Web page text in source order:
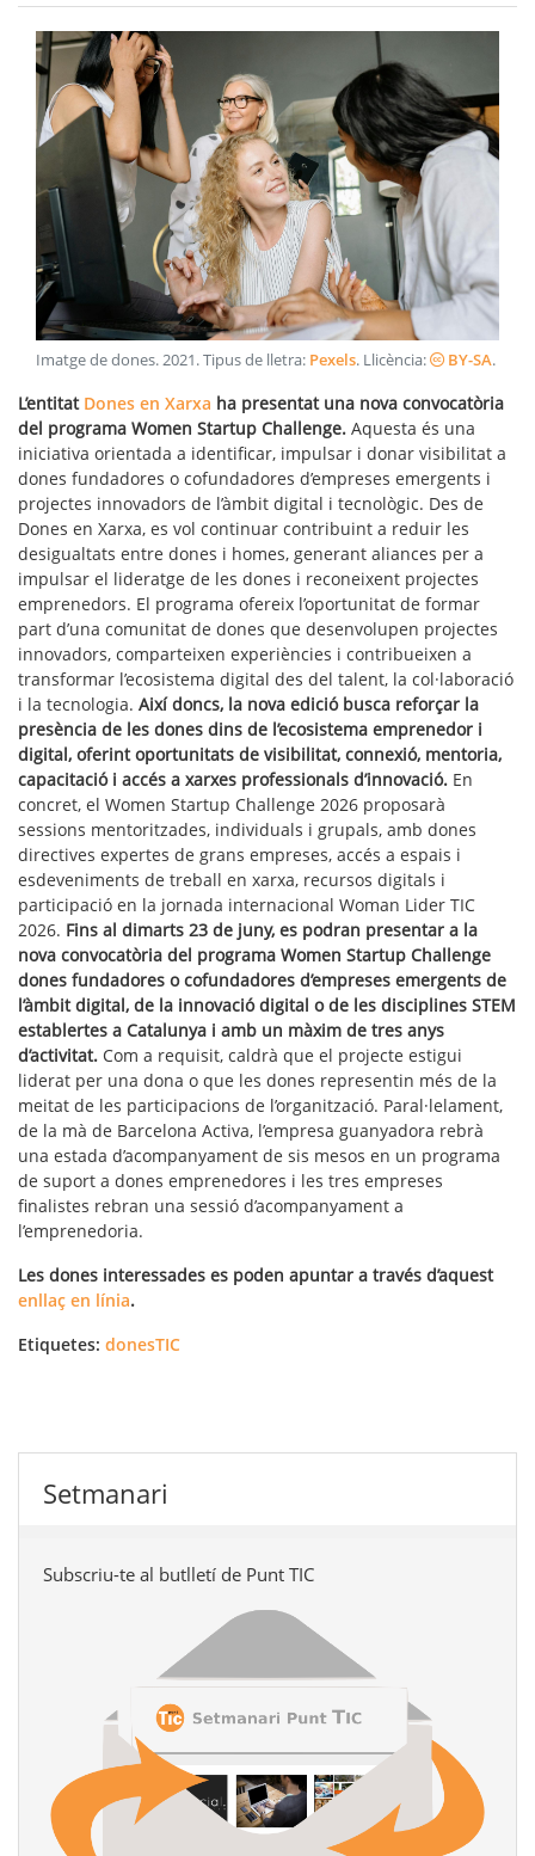
Imatge de dones.2021. Tipus de lletra: Pexels. Llicència: BY-SA.
L’entitat Dones en Xarxa ha presentat una nova convocatòria
del programa Women Startup Challenge. Aquesta és una
iniciativa orientada a identificar, impulsar i donar visibilitat a
dones fundadores o cofundadores d’empreses emergents i
projectes innovadors de l’àmbit digital i tecnològic. Des de
Dones en Xarxa, es vol continuar contribuint a reduir les
desigualtats entre dones i homes, generant aliances per a
impulsar el lideratge de les dones i reconeixent projectes
emprenedors. El programa ofereix l’oportunitat de formar
part d’una comunitat de dones que desenvolupen projectes
innovadors, comparteixen experiències i contribueixen a
transformar l’ecosistema digital des del talent, la col·laboració
i la tecnologia. Així doncs, la nova edició busca reforçar la
presència de les dones dins de l’ecosistema emprenedor i
digital, oferint oportunitats de visibilitat, connexió, mentoria,
capacitació i accés a xarxes professionals d’innovació. En
concret, el Women Startup Challenge 2026 proposarà
sessions mentoritzades, individuals i grupals, amb dones
directives expertes de grans empreses, accés a espais i
esdeveniments de treball en xarxa, recursos digitals i
participació en la jornada internacional Woman Lider TIC
2026. Fins al dimarts 23 de juny, es podran presentar a la
nova convocatòria del programa Women Startup Challenge
dones fundadores o cofundadores d’empreses emergents de
l’àmbit digital, de la innovació digital o de les disciplines STEM
establertes a Catalunya i amb un màxim de tres anys
d’activitat. Com a requisit, caldrà que el projecte estigui
liderat per una dona o que les dones representin més de la
meitat de les participacions de l’organització. Paral·lelament,
de la mà de Barcelona Activa, l’empresa guanyadora rebrà
una estada d’acompanyament de sis mesos en un programa
de suport a dones emprenedores i les tres empreses
finalistes rebran una sessió d’acompanyament a
l’emprenedoria.
Les dones interessades es poden apuntar a través d’aquest
enllaç en línia.
Etiquetes: donesTIC
Setmanari
Subscriu-te al butlletí de Punt TIC